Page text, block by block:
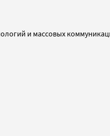
и массовых